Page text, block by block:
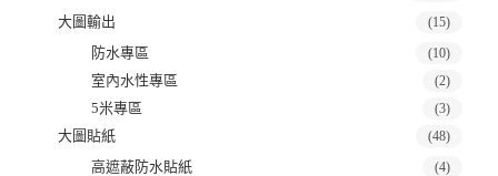
大圖輸出 (15)
防水專區 (10)
室內水性專區 (2)
5米專區 (3)
大圖貼紙 (48)
高遮蔽防水貼紙 (4)